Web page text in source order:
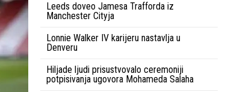
Leeds doveo Jamesa Trafforda iz
Manchester Cityja
Lonnie Walker IV karijeru nastavlja u
Denveru
Hiljade ljudi prisustvovalo ceremoniji
potpisivanja ugovora Mohameda Salaha